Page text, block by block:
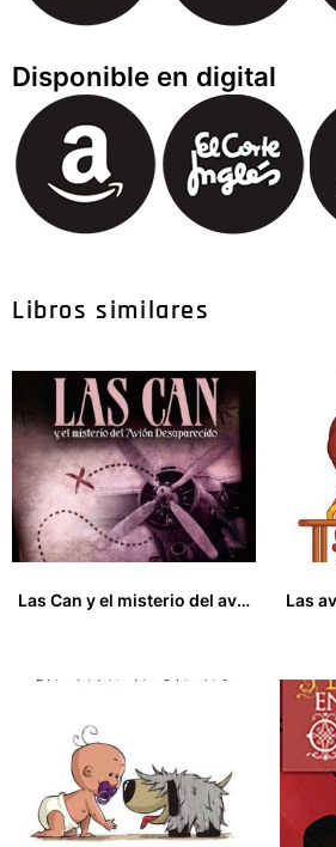
Disponible en digital
Libros similares
Las Can y el misterio del avión desaparecido